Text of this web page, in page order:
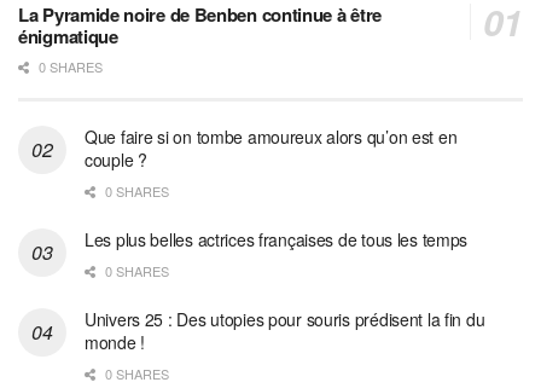
La Pyramide noire de Benben continue à être
énigmatique
0 SHARES
Que faire si on tombe amoureux alors qu’on est en
couple ?
0 SHARES
Les plus belles actrices françaises de tous les temps
0 SHARES
Univers 25 : Des utopies pour souris prédisent la fin du
monde !
0 SHARES